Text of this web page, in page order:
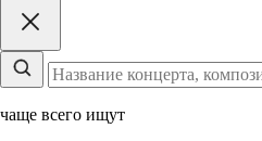
чаще всего ищут